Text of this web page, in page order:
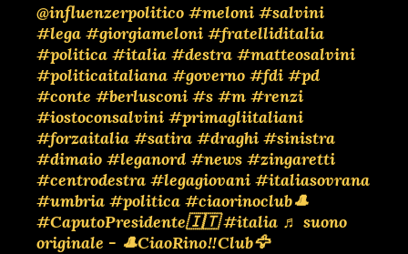
@influenzerpolitico #meloni #salvini
#lega #giorgiameloni #fratelliditalia
#politica #italia #destra #matteosalvini
#politicaitaliana #governo #fdi #pd
#conte #berlusconi #s #m #renzi
#iostoconsalvini #primagliitaliani
#forzaitalia #satira #draghi #sinistra
#dimaio #leganord #news #zingaretti
#centrodestra #legagiovani #italiasovrana
#umbria #politica #ciaorinoclub🎩
#CaputoPresidente🇮🇹 #italia ♬ suono
originale - 🎩CiaoRino‼️Club🦅